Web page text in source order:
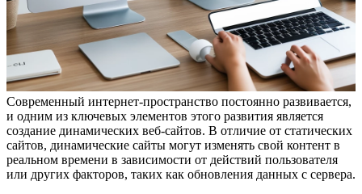
Современный интернет-пространство постоянно развивается,
и одним из ключевых элементов этого развития является
создание динамических веб-сайтов. В отличие от статических
сайтов, динамические сайты могут изменять свой контент в
реальном времени в зависимости от действий пользователя
или других факторов, таких как обновления данных с сервера.